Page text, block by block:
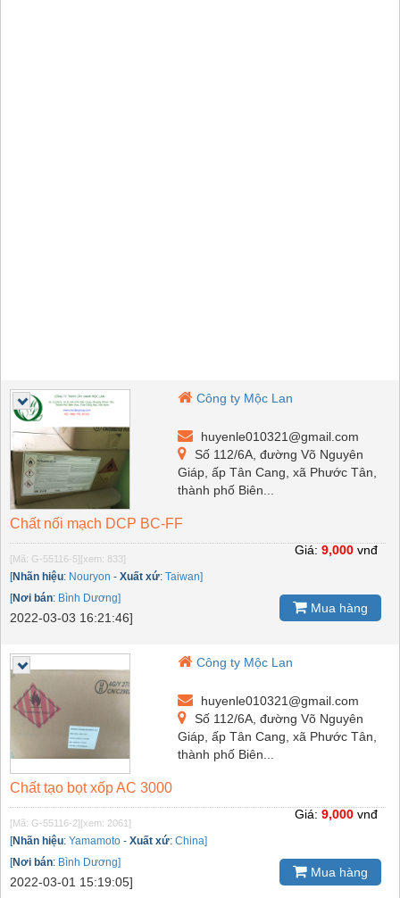
Công ty Mộc Lan
huyenle010321@gmail.com
Số 112/6A, đường Võ Nguyên
Giáp, ấp Tân Cang, xã Phước Tân,
thành phố Biên...
Chất nối mạch DCP BC-FF
[Mã: G-55116-5] [xem: 833]
[Nhãn hiệu: Nouryon - Xuất xứ: Taiwan]
[Nơi bán: Bình Dương]
2022-03-03 16:21:46]
Giá: 9,000 vnđ
Mua hàng
Công ty Mộc Lan
huyenle010321@gmail.com
Số 112/6A, đường Võ Nguyên
Giáp, ấp Tân Cang, xã Phước Tân,
thành phố Biên...
Chất tạo bọt xốp AC 3000
[Mã: G-55116-2] [xem: 2061]
[Nhãn hiệu: Yamamoto - Xuất xứ: China]
[Nơi bán: Bình Dương]
2022-03-01 15:19:05]
Giá: 9,000 vnđ
Mua hàng